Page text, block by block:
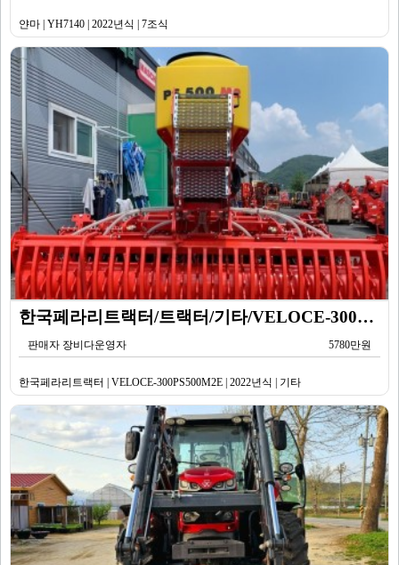
얀마 | YH7140 | 2022년식 | 7조식
한국페라리트랙터/트랙터/기타/VELOCE-300PS500M2E/2022년식
판매자 장비다운영자 5780만원
한국페라리트랙터 | VELOCE-300PS500M2E | 2022년식 | 기타